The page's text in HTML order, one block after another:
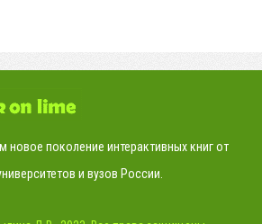
новое поколение интерактивных книг от
и вузов России.